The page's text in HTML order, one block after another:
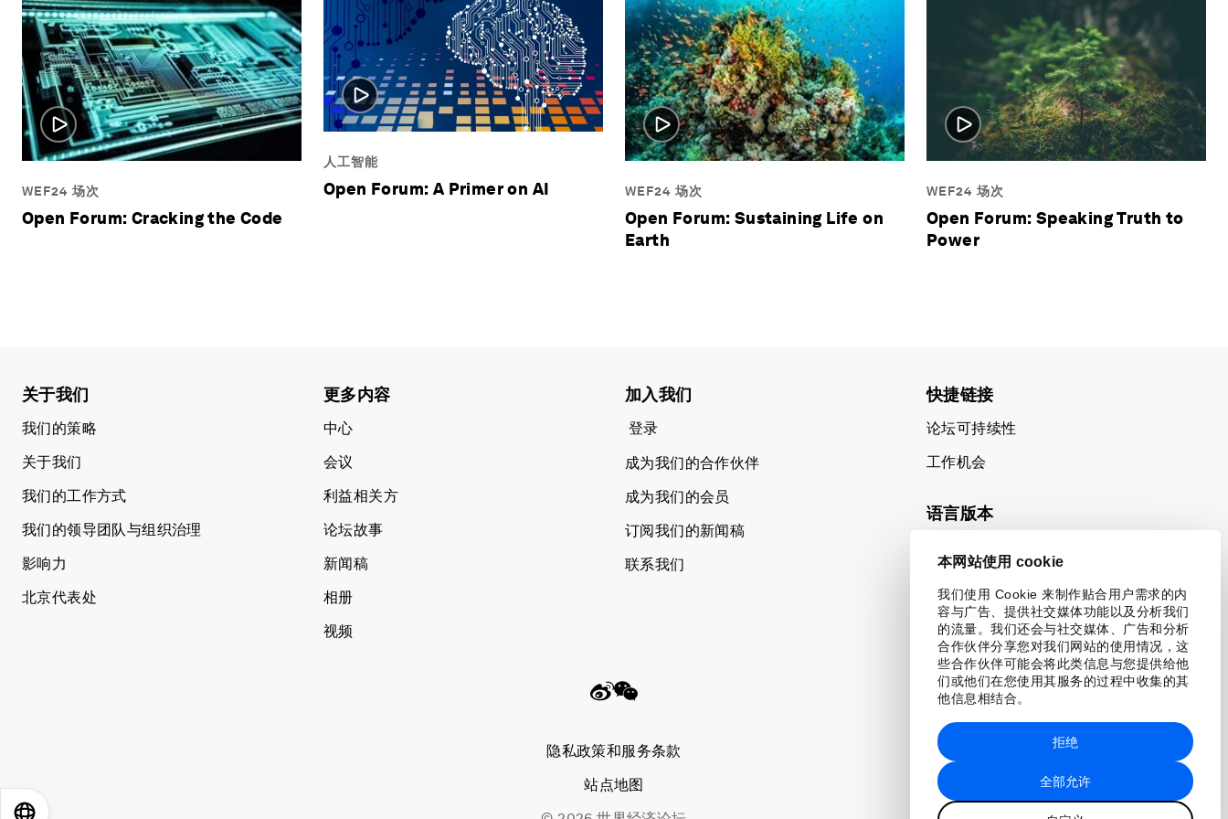
本网站使用 cookie
我们使用 Cookie 来制作贴合用户需求的内
容与广告、提供社交媒体功能以及分析我们
的流量。我们还会与社交媒体、广告和分析
合作伙伴分享您对我们网站的使用情况，这
些合作伙伴可能会将此类信息与您提供给他
们或他们在您使用其服务的过程中收集的其
他信息相结合。
全部允许
拒绝
WEF24 场次
Open Forum: Cracking the Code
人工智能
Open Forum: A Primer on AI WEF24 场次
Open Forum: Sustaining Life on
Earth
WEF24 场次
Open Forum: Speaking Truth to
Power
关于我们
我们的策略
关于我们
我们的工作方式
我们的领导团队与组织治理
影响力
北京代表处
更多内容
中心
会议
利益相关方
论坛故事
新闻稿
相册
视频
加入我们
登录
成为我们的合作伙伴
成为我们的会员
订阅我们的新闻稿
联系我们
快捷链接
论坛可持续性
工作机会
语言版本
隐私政策和服务条款
站点地图